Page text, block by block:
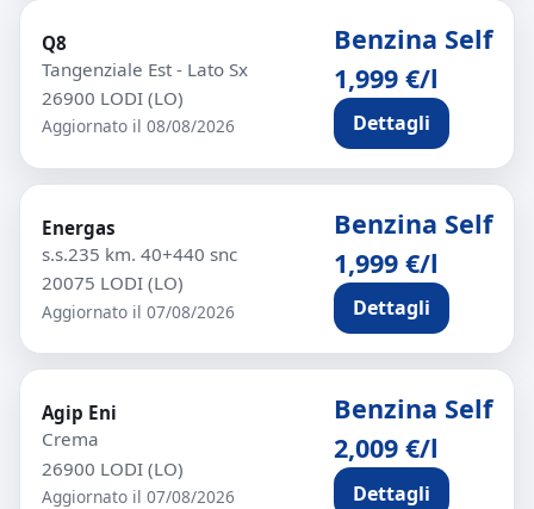
Q8
Tangenziale Est - Lato Sx
26900 LODI (LO)
Aggiornato il 08/08/2026
Benzina Self
1,999 €/l
Dettagli
Energas
s.s.235 km. 40+440 snc
20075 LODI (LO)
Aggiornato il 07/08/2026
Benzina Self
1,999 €/l
Dettagli
Agip Eni
Crema
26900 LODI (LO)
Aggiornato il 07/08/2026
Benzina Self
2,009 €/l
Dettagli